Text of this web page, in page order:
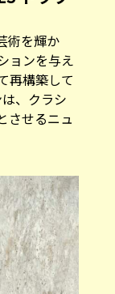
術を輝か
ョンを与え
再構築して
、クラシ
させるニュ